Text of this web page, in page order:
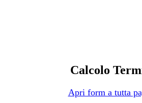
Calcolo
Apri form a tutta